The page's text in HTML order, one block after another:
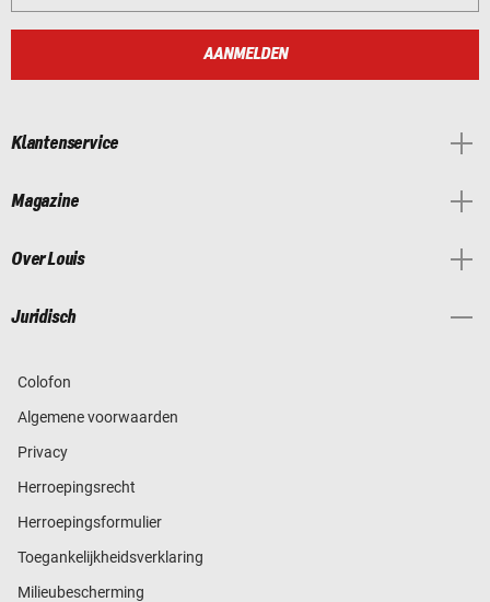
AANMELDEN
Klantenservice
Magazine
Over Louis
Juridisch
Colofon
Algemene voorwaarden
Privacy
Herroepingsrecht
Herroepingsformulier
Toegankelijkheidsverklaring
Milieubescherming